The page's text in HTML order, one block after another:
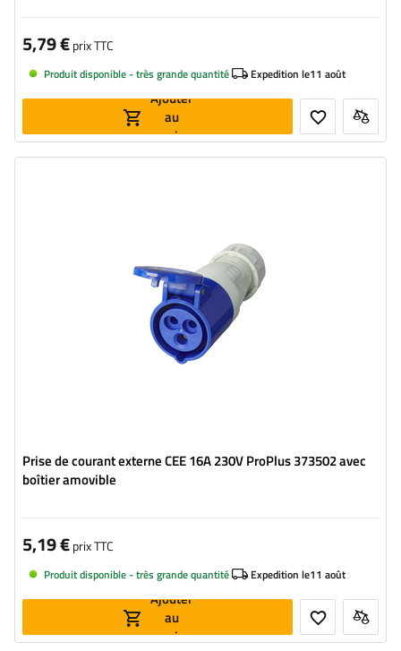
5,79 €prix TTC
Produit disponible - très grande quantité Expedition le11 août
Ajouter
au
panier
Prise de courant externe CEE 16A 230V ProPlus 373502 avec
boîtier amovible
5,19 €prix TTC
Produit disponible - très grande quantité Expedition le11 août
Ajouter
au
panier